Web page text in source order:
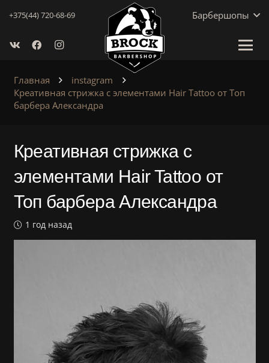
+375(44) 720-68-69 Барбершопы
Главная
instagram
Креативная стрижка с элементами Hair Tattoo от Топ
барбера Александра
Креативная стрижка с
элементами Hair Tattoo от
Топ барбера Александра
1 год назад